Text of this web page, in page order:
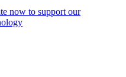
now to support our